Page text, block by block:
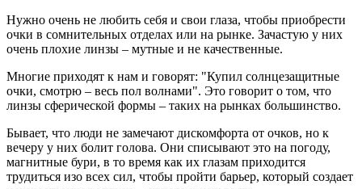
Нужно очень не любить себя и свои глаза, чтобы приобрести
очки в сомнительных отделах или на рынке. Зачастую у них
очень плохие линзы – мутные и не качественные.
Многие приходят к нам и говорят: "Купил солнцезащитные
очки, смотрю – весь пол волнами". Это говорит о том, что
линзы сферической формы – таких на рынках большинство.
Бывает, что люди не замечают дискомфорта от очков, но к
вечеру у них болит голова. Они списывают это на погоду,
магнитные бури, в то время как их глазам приходится
трудиться изо всех сил, чтобы пройти барьер, который создает